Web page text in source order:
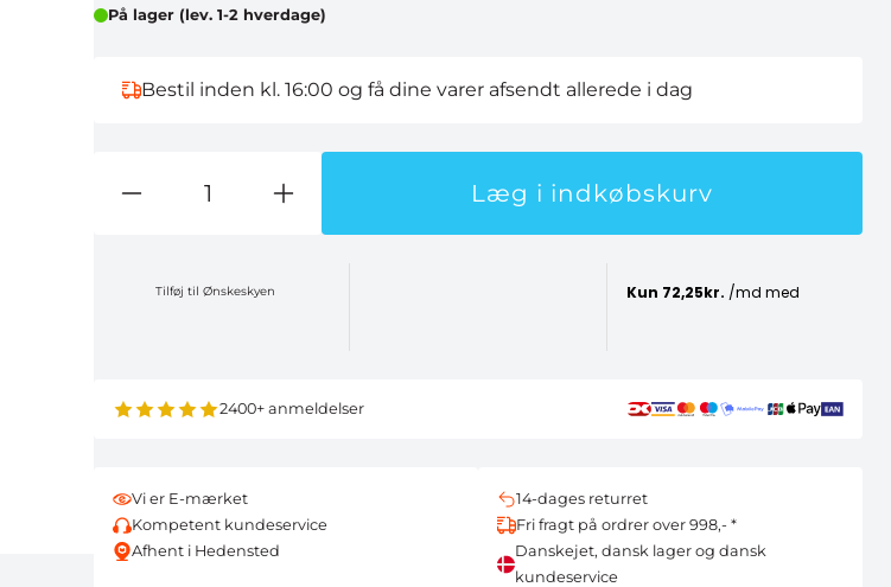
På lager (lev. 1-2 hverdage)
Bestil inden kl. 16:00 og få dine varer afsendt allerede i dag
Læg i indkøbskurv
Tilføj til Ønskeskyen
2400+ anmeldelser
Vi er E-mærket
Kompetent kundeservice
Afhent i Hedensted
14-dages returret
Fri fragt på ordrer over 998,- *
Danskejet, dansk lager og dansk
kundeservice